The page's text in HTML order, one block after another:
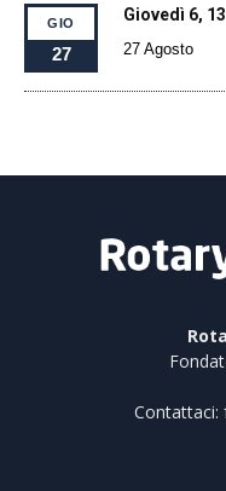
GIO
27
Giovedì 6,
27 Agosto
Contattaci: